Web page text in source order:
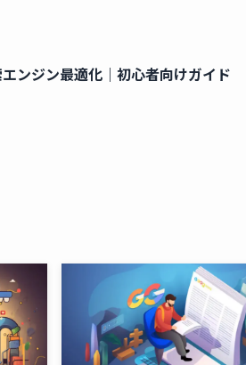
エンジン最適化｜初心者向けガイド